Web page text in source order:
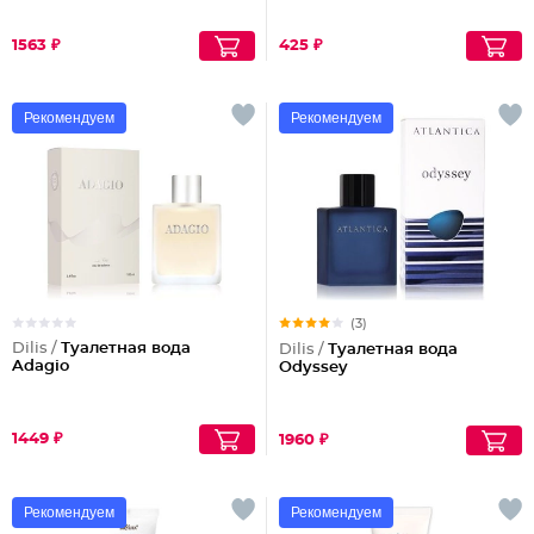
1563 ₽ 425 ₽
Рекомендуем
Dilis / Туалетная вода
Adagio
1449 ₽
Рекомендуем
(3)
Dilis / Туалетная вода
Odyssey
1960 ₽
Рекомендуем Рекомендуем